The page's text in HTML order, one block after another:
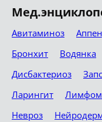
Авитаминоз
Бронхит
Водянка
Дисбактериоз
Ларингит
Невроз